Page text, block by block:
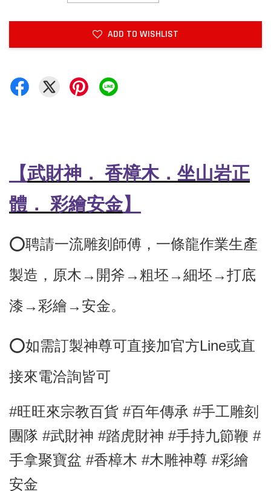
ADD TO WISHLIST
【武財神 ． 香樟木．坐山岩正
體 ． 彩繪安金】
⭕️聘請一流雕刻師傅， 一條龍作業生產
製造，原木→開斧→粗坯→細坯→打底
漆→彩繪→安金。
⭕如需訂製神尊可直接加官方Line或直
接來電洽詢皆可
#旺旺來宗教百貨 #百年傳承 #手工雕刻
團隊 #武財神 #踏虎財神 #手持九節鞭 #
手拿聚寶盆 #香樟木 #木雕神尊 #彩繪
安金